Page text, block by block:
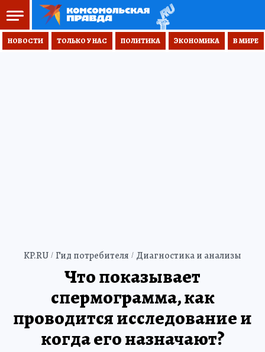
НОВОСТИ ТОЛЬКО У НАС ПОЛИТИКА ЭКОНОМИКА В МИРЕ
KP.RU Гид потребителя Диагностика и анализы
Что показывает
спермограмма, как
проводится исследование и
когда его назначают?